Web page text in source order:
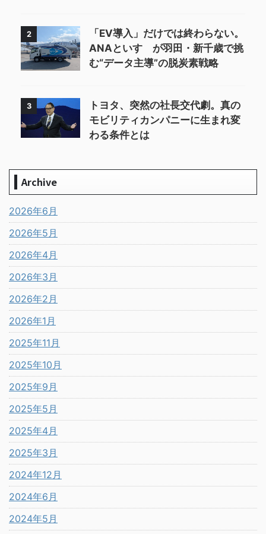
2
「EV導入」だけでは終わらない。
ANAといすゞが羽田・新千歳で挑
む“データ主導”の脱炭素戦略
3
トヨタ、突然の社長交代劇。真の
モビリティカンパニーに生まれ変
わる条件とは
Archive
2026年6月
2026年5月
2026年4月
2026年3月
2026年2月
2026年1月
2025年11月
2025年10月
2025年9月
2025年5月
2025年4月
2025年3月
2024年12月
2024年6月
2024年5月